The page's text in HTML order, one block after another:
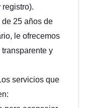
25 años de
le ofrecemos
y
servicios que